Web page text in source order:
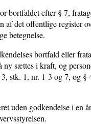
bortfaldet efter§ 7,
af det offentlige register
betegnelse.
bortfald eller
ny sættes i kraft, og
3, stk. 1, nr. 1-3 og 7, og §
uden godkendelse i en